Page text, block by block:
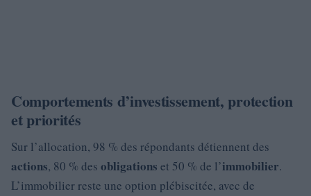
Comportements d’investissement, protection
et priorités
Sur l’allocation, 98 % des répondants détiennent des
actions, 80 % des obligations et 50 % de l’immobilier.
L’immobilier reste une option plébiscitée, avec de